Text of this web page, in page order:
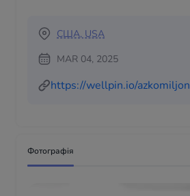
Фотографія
США, USA
MAR 04, 2025
https://wellpin.io/azkomiljon